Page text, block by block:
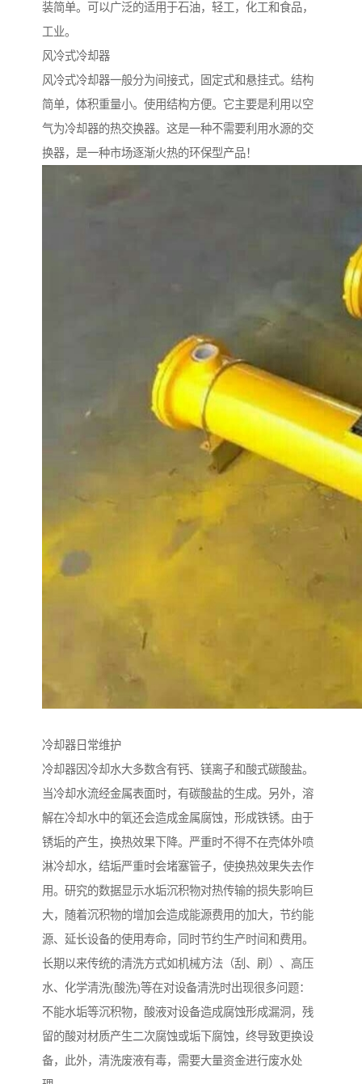
装简单。可以广泛的适用于石油，轻工，化工和食品，
工业。
风冷式冷却器
风冷式冷却器一般分为间接式，固定式和悬挂式。结构
简单，体积重量小。使用结构方便。它主要是利用以空
气为冷却器的热交换器。这是一种不需要利用水源的交
换器，是一种市场逐渐火热的环保型产品！
冷却器日常维护
冷却器因冷却水大多数含有钙、镁离子和酸式碳酸盐。
当冷却水流经金属表面时，有碳酸盐的生成。另外，溶
解在冷却水中的氧还会造成金属腐蚀，形成铁锈。由于
锈垢的产生，换热效果下降。严重时不得不在壳体外喷
淋冷却水，结垢严重时会堵塞管子，使换热效果失去作
用。研究的数据显示水垢沉积物对热传输的损失影响巨
大，随着沉积物的增加会造成能源费用的加大，节约能
源、延长设备的使用寿命，同时节约生产时间和费用。
长期以来传统的清洗方式如机械方法（刮、刷）、高压
水、化学清洗(酸洗)等在对设备清洗时出现很多问题：
不能水垢等沉积物，酸液对设备造成腐蚀形成漏洞，残
留的酸对材质产生二次腐蚀或垢下腐蚀，终导致更换设
备，此外，清洗废液有毒，需要大量资金进行废水处